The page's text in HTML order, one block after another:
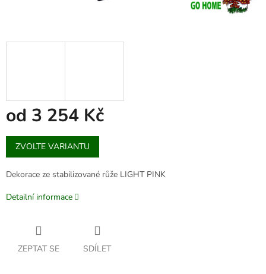
od 3 254 Kč
Měrná
cena:
ZVOLTE VARIANTU
Dekorace ze stabilizované růže LIGHT PINK
Detailní informace
ZEPTAT SE SDÍLET